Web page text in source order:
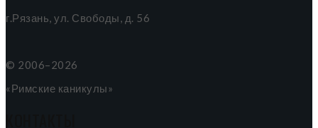
г.Рязань, ул. Свободы, д. 56
© 2006–2026
«Римские каникулы»